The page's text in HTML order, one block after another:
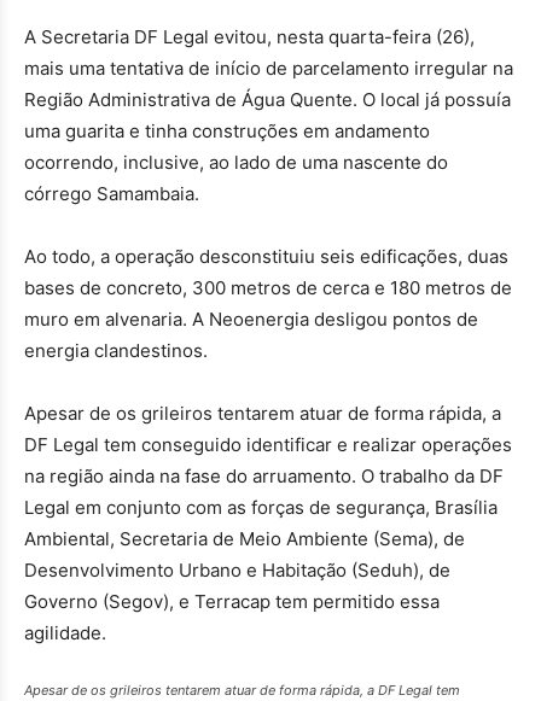
A Secretaria DF Legal evitou, nesta quarta-feira (26),
mais uma tentativa de início de parcelamento irregular na
Região Administrativa de Água Quente. O local já possuía
uma guarita e tinha construções em andamento
ocorrendo, inclusive, ao lado de uma nascente do
córrego Samambaia.
Ao todo, a operação desconstituiu seis edificações, duas
bases de concreto, 300 metros de cerca e 180 metros de
muro em alvenaria. A Neoenergia desligou pontos de
energia clandestinos.
Apesar de os grileiros tentarem atuar de forma rápida, a
DF Legal tem conseguido identificar e realizar operações
na região ainda na fase do arruamento. O trabalho da DF
Legal em conjunto com as forças de segurança, Brasília
Ambiental, Secretaria de Meio Ambiente (Sema), de
Desenvolvimento Urbano e Habitação (Seduh), de
Governo (Segov), e Terracap tem permitido essa
agilidade.
Apesar de os grileiros tentarem atuar de forma rápida, a DF Legal tem